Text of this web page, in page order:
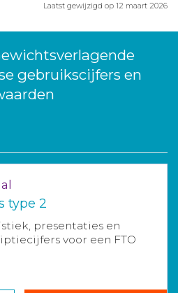
Laatst gewijzigd op 12 maart 2026
gebruikscijfers en
type 2
presentaties en
voor een FTO